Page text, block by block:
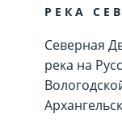
РЕКА
Северная
река на